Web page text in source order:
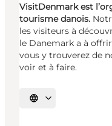
VisitDenmark est
tourisme danois.
les visiteurs à
le Danemark a à
vous y trouverez de
voir et à faire.
Choisissez la langue